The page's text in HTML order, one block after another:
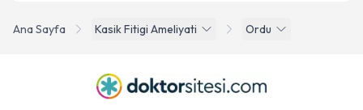
Ana Sayfa Kasik Fitigi Ameliyati Ordu